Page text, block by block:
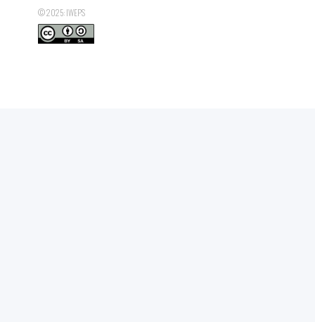
© 2025: IWEPS